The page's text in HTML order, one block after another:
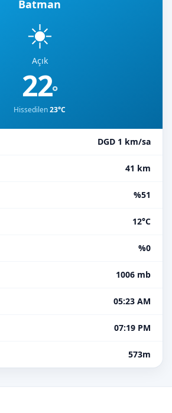
Batman
☀️
Açık
22°
Hissedilen23°C
DGD 1 km/sa
41 km
%51
12°C
%0
1006 mb
05:23 AM
07:19 PM
573m